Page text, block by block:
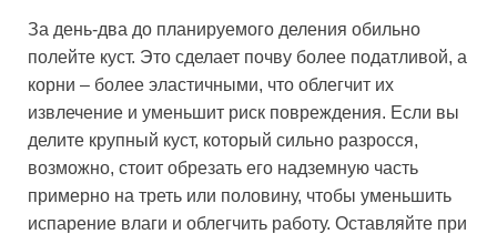
За день-два до планируемого деления обильно
полейте куст. Это сделает почву более податливой, а
корни – более эластичными, что облегчит их
извлечение и уменьшит риск повреждения. Если вы
делите крупный куст, который сильно разросся,
возможно, стоит обрезать его надземную часть
примерно на треть или половину, чтобы уменьшить
испарение влаги и облегчить работу. Оставляйте при